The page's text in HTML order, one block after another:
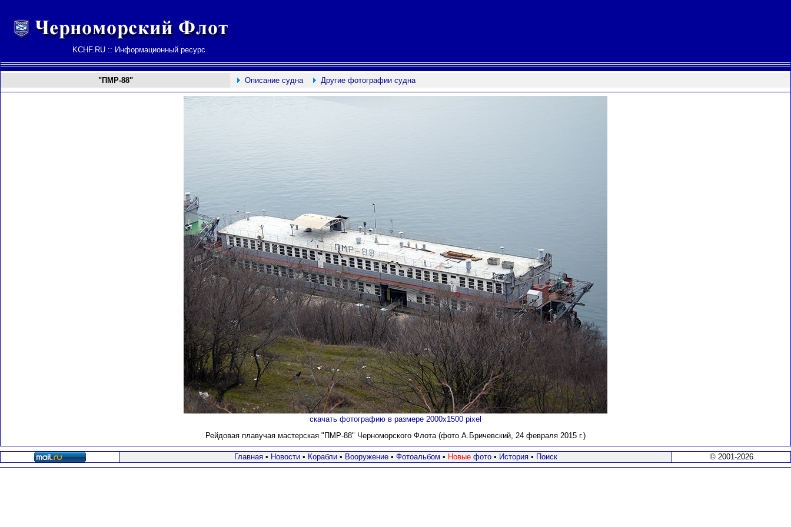
KCHF.RU :: Информационный ресурс
"ПМР-88" Описание судна Другие фотографии судна
скачать фотографию в размере 2000х1500 pixel
Рейдовая плавучая мастерская "ПМР-88" Черноморского Флота (фото А.Бричевский, 24 февраля 2015 г.)
Главная• Новости• Корабли• Вооружение • Фотоальбом • Новыефото • История• Поиск © 2001-2026